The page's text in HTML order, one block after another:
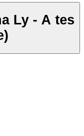
Ly - A tes